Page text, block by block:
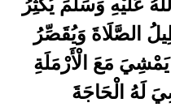
عَلَيْهِ وَسَلَّمَ يُكْثِرُ
الصَّلَاةَ وَيُقَصِّرُ
يَمْشِيَ مَعَ الْأَرْمَلَةِ
لَهُ الْحَاجَةَ